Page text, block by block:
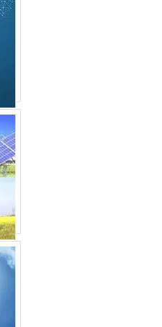
DE ENERGIA UPS
4220
DE
SOLAR
DE ENERGIA